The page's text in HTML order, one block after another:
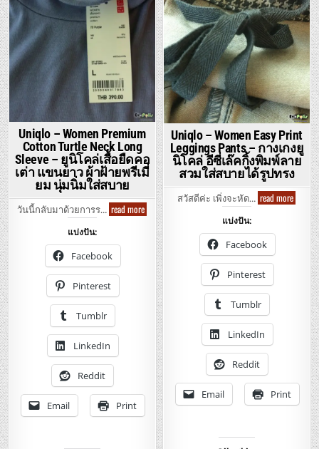
เสื้อ
เชิ๊ต
แขน
สก๊อต
ลาย
หล่อๆ
แขน
ยาว
พิมพ์
ลาย
ดูดี
ใส่
สบาย
Uniqlo – Women Premium
Cotton Turtle Neck Long
Sleeve – ยูนิโคล่เสื้อยืดคอ
เต่า แขนยาว ผ้าฝ้ายพรีเมี่
ยม นุ่มนิ่มใส่สบาย
วันนี้กลับมาด้วยการร… read moreUniqlo
–
Women
Premium
Cotton
Turtle
Neck
Long
Sleeve
โคล่
เสื้อ
เต่า
แขน
ยาว
ฝ้าย
เมี่
ยม
นุ่ม
นิ่ม
แบ่งปัน:
Facebook
Pinterest
Tumblr
LinkedIn
Reddit
Email Print
Uniqlo – Women Easy Print
Leggings Pants – กางเกงยู
นิโคล่ อีซี่เล๊คกิ้งพิมพ์ลาย
สวมใส่สบายได้รูปทรง
สวัสดีค่ะ เพิ่งจะหัด… read moreUniqlo
–
Women
กางเ
เล๊คกิ้ง
พิมพ์
สบาย
ได้
ทรง
แบ่งปัน:
Facebook
Pinterest
Tumblr
LinkedIn
Reddit
Email Print